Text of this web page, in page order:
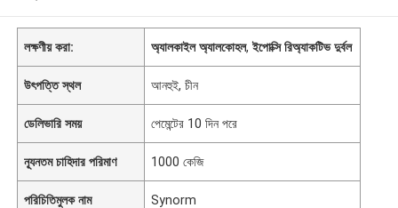
লক্ষণীয় করা: অ্যালকাইল অ্যালকোহল,ইপোক্সি রিঅ্যাকটিভ দুর্বল
উৎপত্তি স্থল আনহুই, চীন
ডেলিভারি সময় পেমেন্টের 10 দিন পরে
ন্যূনতম চাহিদার পরিমাণ 1000 কেজি
পরিচিতিমুলক নাম Synorm